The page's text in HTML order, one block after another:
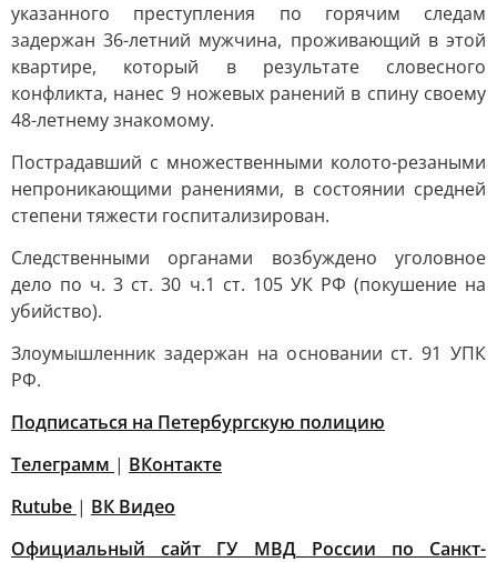
указанного преступления по горячим следам
задержан 36-летний мужчина, проживающий в этой
квартире, который в результате словесного
конфликта, нанес 9 ножевых ранений в спину своему
48-летнему знакомому.
Пострадавший с множественными колото-резаными
непроникающими ранениями, в состоянии средней
степени тяжести госпитализирован.
Следственными органами возбуждено уголовное
дело по ч. 3 ст. 30 ч.1 ст. 105 УК РФ (покушение на
убийство).
Злоумышленник задержан на основании ст. 91 УПК
РФ.
Подписаться на Петербургскую полицию
Телеграмм | ВКонтакте
Rutube | ВК Видео
Официальный сайт ГУ МВД России по Санкт-